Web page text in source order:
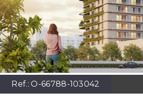
Ref.:O-66788-103042